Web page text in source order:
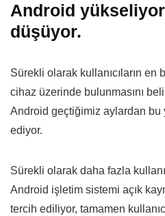
Android
düşüyor.
Sürekli olarak kullanıcıların en
cihaz üzerinde bulunmasını
Android geçtiğimiz aylardan
ediyor.
Sürekli olarak daha fazla
Android işletim sistemi açık
tercih ediliyor, tamamen